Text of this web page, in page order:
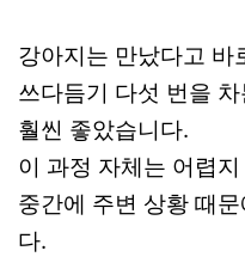
강아지는 만났다고 바
쓰다듬기 다섯 번을
훨씬 좋았습니다.
이 과정 자체는 어렵
중간에 주변 상황 때
다.